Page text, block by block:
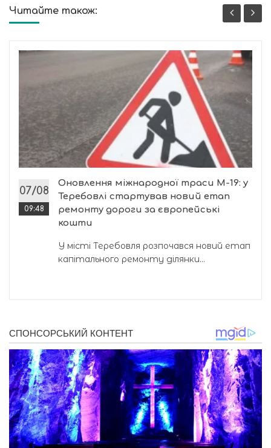
Читайте також:
07/08
09:48
Оновлення міжнародної траси М-19: у
Теребовлі стартував новий етап
ремонту дороги за європейські
кошти
У місті Теребовля розпочався новий етап
капітального ремонту ділянки...